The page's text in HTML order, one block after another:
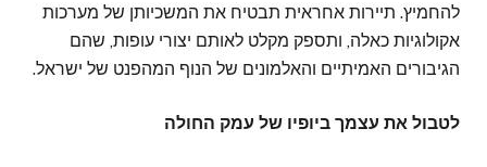
להחמיץ. תיירות אחראית תבטיח את המשכיותן של מערכות
אקולוגיות כאלה, ותספק מקלט לאותם יצורי עופות, שהם
הגיבורים האמיתיים והאלמונים של הנוף המהפנט של ישראל.
לטבול את עצמך ביופיו של עמק החולה